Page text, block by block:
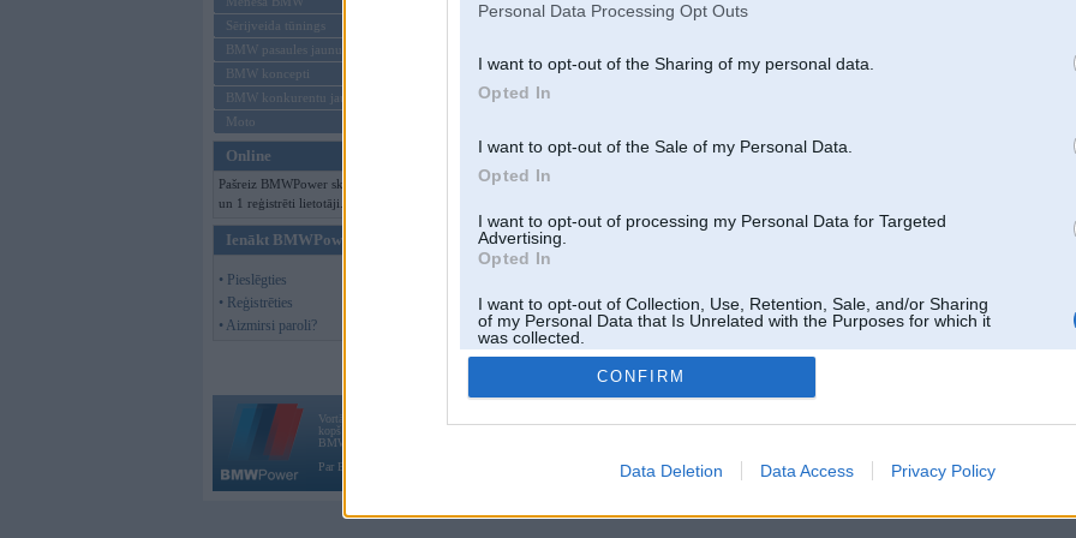
Personal Data Processing Opt Outs
I want to opt-out of the Sharing of my personal data.
Opted In
I want to opt-out of the Sale of my Personal Data.
Opted In
I want to opt-out of processing my Personal Data for Targeted
Advertising.
Opted In
I want to opt-out of Collection, Use, Retention, Sale, and/or Sharing
of my Personal Data that Is Unrelated with the Purposes for which it
was collected.
Opted Out
CONFIRM
Data Deletion Data Access Privacy Policy
Sērijveida tūnings
BMW pasaules jaunumi
BMW koncepti
BMW konkurentu jaunumi
Moto
Online
Pašreiz BMWPower skatās 99 viesi
un 1 reģistrēti lietotāji.
Ienākt BMWPower
• Pieslēgties
• Reģistrēties
• Aizmirsi paroli?
Vortāls BMWPower.lv darbojas
kopš 2002. gada 14. maija. Tas nav auto klubs un nav saistīts ar
BMW AG.
Par BMWPower